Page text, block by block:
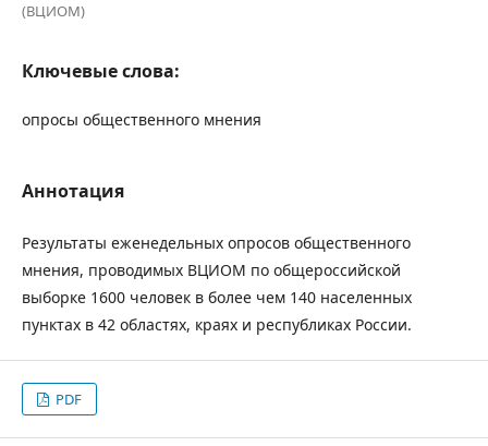
(ВЦИОМ)
Ключевые слова:
опросы общественного мнения
Аннотация
Результаты еженедельных опросов общественного
мнения, проводимых ВЦИОМ по общероссийской
выборке 1600 человек в более чем 140 населенных
пунктах в 42 областях, краях и республиках России.
PDF